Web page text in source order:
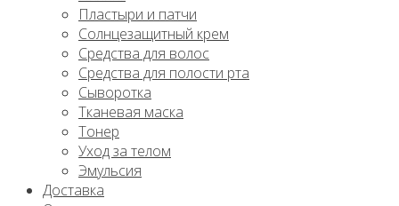
Пластыри и патчи
Солнцезащитный крем
Средства для волос
Средства для полости рта
Сыворотка
Тканевая маска
Тонер
Уход за телом
Эмульсия
Доставка